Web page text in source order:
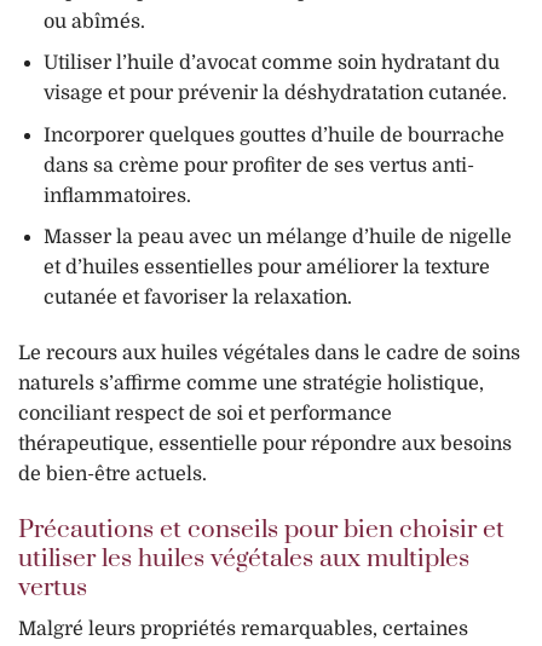
ou abîmés.
Utiliser l’huile d’avocat comme soin hydratant du
visage et pour prévenir la déshydratation cutanée.
Incorporer quelques gouttes d’huile de bourrache
dans sa crème pour profiter de ses vertus anti-
inflammatoires.
Masser la peau avec un mélange d’huile de nigelle
et d’huiles essentielles pour améliorer la texture
cutanée et favoriser la relaxation.
Le recours aux huiles végétales dans le cadre de soins
naturels s’affirme comme une stratégie holistique,
conciliant respect de soi et performance
thérapeutique, essentielle pour répondre aux besoins
de bien-être actuels.
Précautions et conseils pour bien choisir et
utiliser les huiles végétales aux multiples
vertus
Malgré leurs propriétés remarquables, certaines